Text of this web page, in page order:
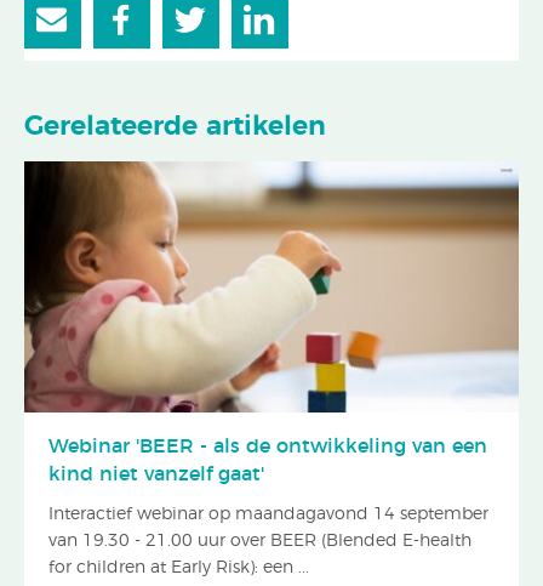
Gerelateerde artikelen
Webinar 'BEER - als de ontwikkeling van een
kind niet vanzelf gaat'
Interactief webinar op maandagavond 14 september
van 19.30 - 21.00 uur over BEER (Blended E-health
for children at Early Risk): een ...